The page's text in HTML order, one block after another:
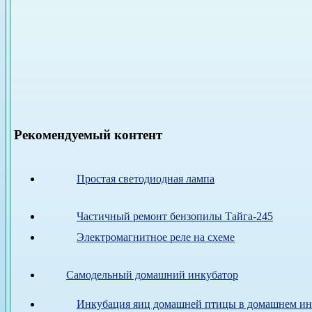
Рекомендуемый контент
Простая светодиодная лампа
Частичный ремонт бензопилы Тайга-245
Электромагнитное реле на схеме
Самодельный домашний инкубатор
Инкубация яиц домашней птицы в домашнем